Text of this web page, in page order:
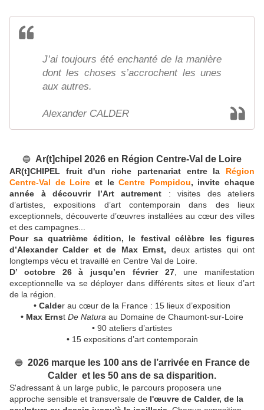
J’ai toujours été enchanté de la manière
dont les choses s’accrochent les unes
aux autres.
Alexander CALDER
🔵 Ar(t]chipel 2026 en Région Centre-Val de Loire
AR(t]CHIPEL fruit d'un riche partenariat entre la Région
Centre-Val de Loire et leCentre Pompidou, invite chaque
année à découvrir l’Art autrement : visites des ateliers
d’artistes, expositions d’art contemporain dans des lieux
exceptionnels, découverte d’œuvres installées au cœur des villes
et des campagnes...
Pour sa quatrième édition, le festival célèbre les figures
d’Alexander Calder et de Max Ernst, deux artistes qui ont
longtemps vécu et travaillé en Centre Val de Loire.
D’ octobre 26 à jusqu’en février 27, une manifestation
exceptionnelle va se déployer dans différents sites et lieux d’art
de la région.
• Calder au cœur de la France : 15 lieux d’exposition
• Max Ernst De Natura au Domaine de Chaumont-sur-Loire
• 90 ateliers d’artistes
• 15 expositions d’art contemporain
🔵 2026 marque les 100 ans de l’arrivée en France de
Calder et les 50 ans de sa disparition.
S'adressant à un large public, le parcours proposera une
approche sensible et transversale de l'œuvre de Calder, de la